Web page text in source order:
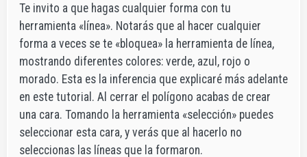
Te invito a que hagas cualquier forma con tu
herramienta «línea». Notarás que al hacer cualquier
forma a veces se te «bloquea» la herramienta de línea,
mostrando diferentes colores: verde, azul, rojo o
morado. Esta es la inferencia que explicaré más adelante
en este tutorial. Al cerrar el polígono acabas de crear
una cara. Tomando la herramienta «selección» puedes
seleccionar esta cara, y verás que al hacerlo no
seleccionas las líneas que la formaron.